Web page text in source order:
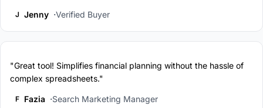
J Jenny Verified Buyer
"Great tool! Simplifies financial planning without the hassle of
complex spreadsheets."
F Fazia Search Marketing Manager